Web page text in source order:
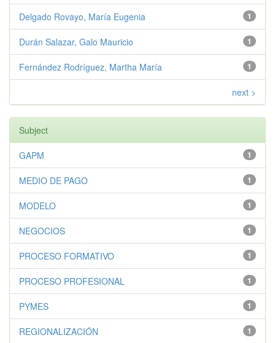
1
Delgado Rovayo, María Eugenia
1
Durán Salazar, Galo Mauricio
1
Fernández Rodríguez, Martha María
next >
Subject
1
GAPM
1
MEDIO DE PAGO
1
MODELO
1
NEGOCIOS
1
PROCESO FORMATIVO
1
PROCESO PROFESIONAL
1
PYMES
1
REGIONALIZACIÓN